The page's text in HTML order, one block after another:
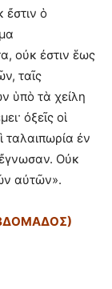
ἔστιν ὁ
οὐκ ἐστιν ἕως
ταῖς
ὑπὸ τὰ χείλη
ὀξεῖς οἱ
ταλαιπωρία ἐν
ἔγνωσαν. Οὐκ
αὐτῶν».